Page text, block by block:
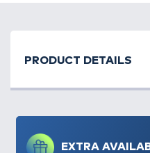
EXTRA
PRODUCT DETAILS